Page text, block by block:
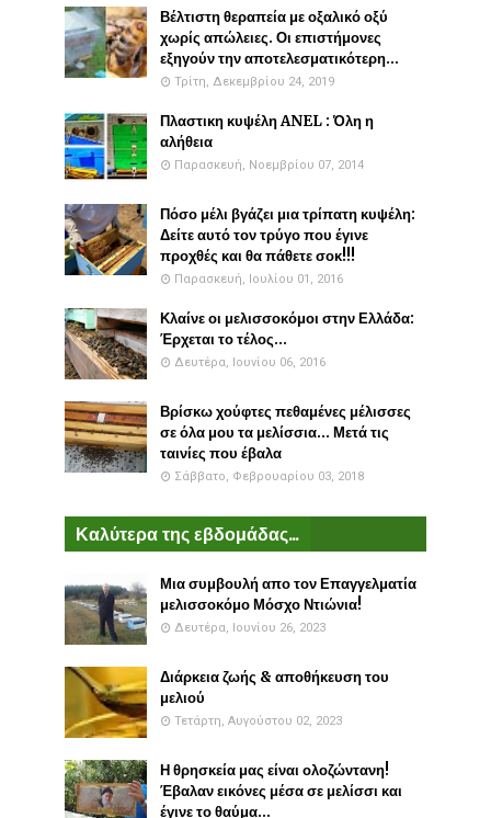
Βέλτιστη θεραπεία με οξαλικό οξύ
χωρίς απώλειες. Οι επιστήμονες
εξηγούν την αποτελεσματικότερη...
Τρίτη, Δεκεμβρίου 24, 2019
Πλαστικη κυψέλη ANEL : Όλη η
αλήθεια
Παρασκευή, Νοεμβρίου 07, 2014
Πόσο μέλι βγάζει μια τρίπατη κυψέλη:
Δείτε αυτό τον τρύγο που έγινε
προχθές και θα πάθετε σοκ!!!
Παρασκευή, Ιουλίου 01, 2016
Κλαίνε οι μελισσοκόμοι στην Ελλάδα:
Έρχεται το τέλος...
Δευτέρα, Ιουνίου 06, 2016
Βρίσκω χούφτες πεθαμένες μέλισσες
σε όλα μου τα μελίσσια... Μετά τις
ταινίες που έβαλα
Σάββατο, Φεβρουαρίου 03, 2018
Καλύτερα της εβδομάδας...
Μια συμβουλή απο τον Επαγγελματία
μελισσοκόμο Μόσχο Ντιώνια!
Δευτέρα, Ιουνίου 26, 2023
Διάρκεια ζωής & αποθήκευση του
μελιού
Τετάρτη, Αυγούστου 02, 2023
Η θρησκεία μας είναι ολοζώντανη!
Έβαλαν εικόνες μέσα σε μελίσσι και
έγινε το θαύμα...